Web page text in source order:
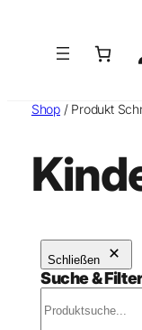
Shop / Produkt
Schließen
Suche &
u